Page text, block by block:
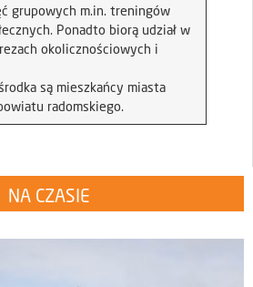
grupowych m.in. treningów
Ponadto biorą udział w
okolicznościowych i
są mieszkańcy miasta
radomskiego.
NA CZASIE